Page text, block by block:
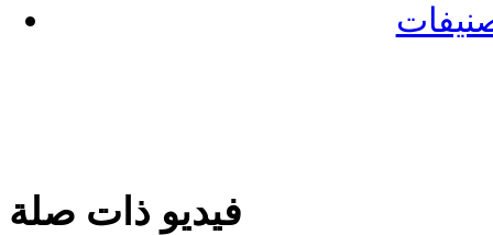
فيديو ذات صلة